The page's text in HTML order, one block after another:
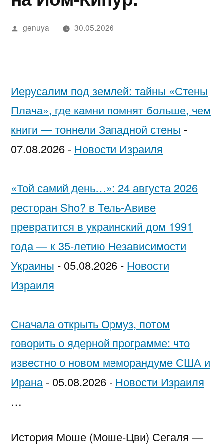
נחש
—
בהלם
וכיצד
להגן
על
2025
Low-
Key
Trying
to
Each
Other
в
Google»
מידע,
מודעות
Написано
genuya 30.05.2026
Иерусалим под землей: тайны «Стены
Плача», где камни помнят больше, чем
книги — тоннели Западной стены -
07.08.2026 - Новости Израиля
«Той самий день…»: 24 августа 2026
ресторан Sho? в Тель-Авиве
превратится в украинский дом 1991
года — к 35-летию Независимости
Украины - 05.08.2026 - Новости
Израиля
Сначала открыть Ормуз, потом
говорить о ядерной программе: что
известно о новом меморандуме США и
Ирана - 05.08.2026 - Новости Израиля
…
История Моше (Моше-Цви) Сегаля —